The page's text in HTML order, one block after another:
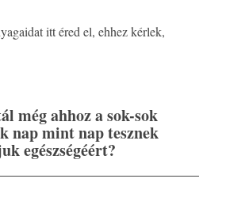
itt éred el, ehhez kérlek,
még ahhoz a sok-sok
nap mint nap tesznek
egészségéért?